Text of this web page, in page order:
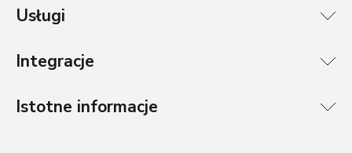
Usługi
Integracje
Istotne informacje